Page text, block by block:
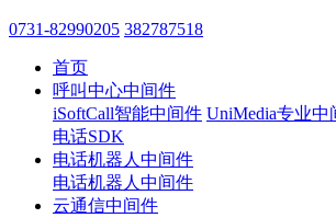
0731-82990205 382787518
首页
呼叫中心中间件
iSoftCall智能中间件 UniMedia专业中
电话SDK
电话机器人中间件
电话机器人中间件
云通信中间件